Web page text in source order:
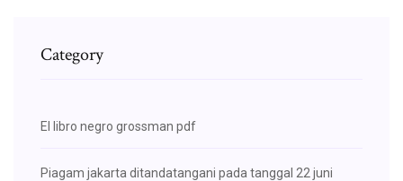
Category
El libro negro grossman pdf
Piagam jakarta ditandatangani pada tanggal 22 juni